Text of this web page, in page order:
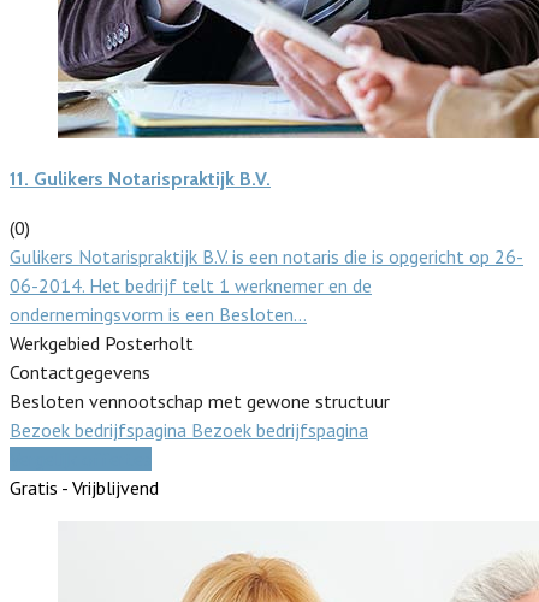
11. Gulikers Notarispraktijk B.V.
(0)
Gulikers Notarispraktijk B.V. is een notaris die is opgericht op 26-
06-2014. Het bedrijf telt 1 werknemer en de
ondernemingsvorm is een Besloten…
Werkgebied Posterholt
Contactgegevens
Besloten vennootschap met gewone structuur
Bezoek bedrijfspagina Bezoek bedrijfspagina
Gratis - Vrijblijvend